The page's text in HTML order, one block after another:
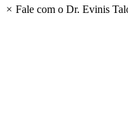
× Fale com o Dr. Evinis